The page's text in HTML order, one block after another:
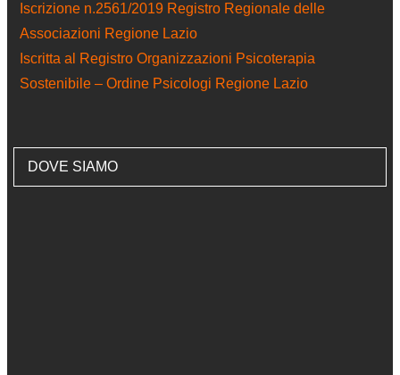
Iscrizione n.2561/2019 Registro Regionale delle
Associazioni Regione Lazio
Iscritta al Registro Organizzazioni Psicoterapia
Sostenibile – Ordine Psicologi Regione Lazio
DOVE SIAMO